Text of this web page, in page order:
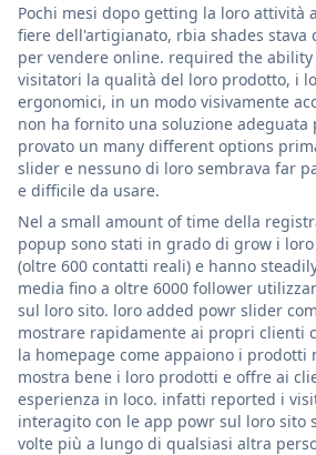
Pochi mesi dopo getting la loro attività
fiere dell'artigianato, rbia shades stava
per vendere online. required the
visitatori la qualità del loro prodotto, i
ergonomici, in un modo visivamente
non ha fornito una soluzione adeguata
provato un many different options
slider e nessuno di loro sembrava far
e difficile da usare.
Nel a small amount of time della
popup sono stati in grado di grow i
(oltre 600 contatti reali) e hanno
media fino a oltre 6000 follower
sul loro sito. loro added powr slider
mostrare rapidamente ai propri clienti
la homepage come appaiono i prodotti
mostra bene i loro prodotti e offre ai
esperienza in loco. infatti reported i
interagito con le app powr sul loro sito
volte più a lungo di qualsiasi altra